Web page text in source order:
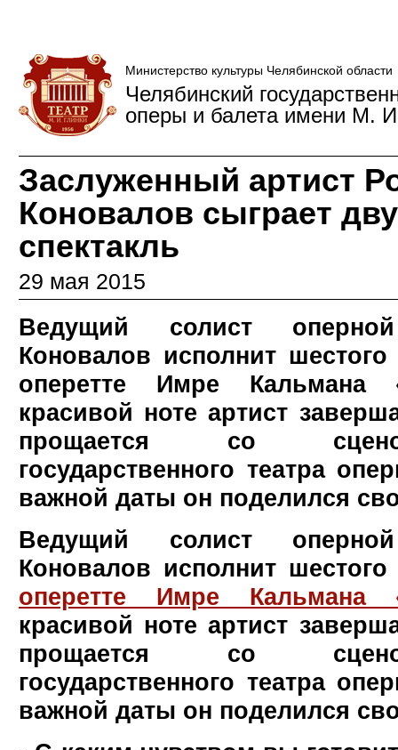
Министерство культуры Челябинской области
Челябинский
оперы и балета имени М.
Заслуженный артист
Коновалов сыграет
спектакль
29 мая 2015
Ведущий солист
Коновалов исполнит
оперетте Имре
красивой ноте артист
прощается со
государственного театра
важной даты он поделился
Ведущий солист
Коновалов исполнит
оперетте Имре Кальмана
красивой ноте артист
прощается со
государственного театра
важной даты он поделился